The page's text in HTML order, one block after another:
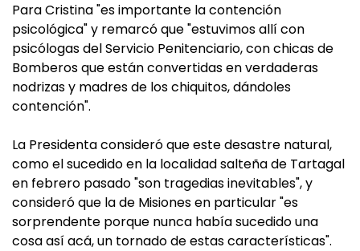
Para Cristina "es importante la contención
psicológica" y remarcó que "estuvimos allí con
psicólogas del Servicio Penitenciario, con chicas de
Bomberos que están convertidas en verdaderas
nodrizas y madres de los chiquitos, dándoles
contención".
La Presidenta consideró que este desastre natural,
como el sucedido en la localidad salteña de Tartagal
en febrero pasado "son tragedias inevitables", y
consideró que la de Misiones en particular "es
sorprendente porque nunca había sucedido una
cosa así acá, un tornado de estas características".